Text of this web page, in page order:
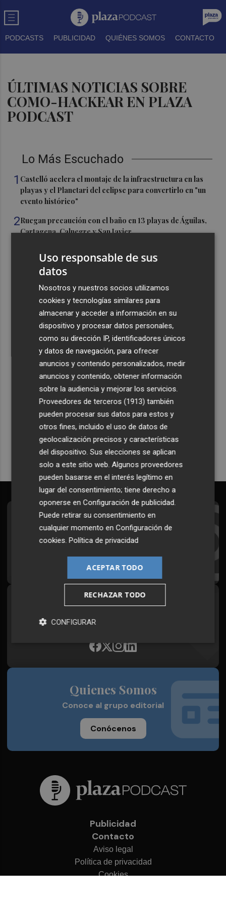
PODCASTS PUBLICIDAD QUIÉNES SOMOS CONTACTO
ÚLTIMAS NOTICIAS SOBRE
COMO-HACKEAR EN PLAZA
PODCAST
Lo Más Escuchado
1 Castelló acelera el montaje de la infraestructura en las
playas y el Planetari del eclipse para convertirlo en "un
evento histórico"
2Ruegan precaución con el baño en 13 playas de Águilas,
Cartagena, Calnegre y San Javier
por EEUU
la cultura
El Villarreal cierra la pretemporada con buenas
sensaciones y Ayoze como goleador
Recibe toda la actualidad de
Plaza Podcast en tu correo
Quiero suscribirme
Suscríbete al Boletín
Todos los días a primera hora en tu email
Síguenos en redes
Plaza Podcast, desde cualquier medio
Quienes Somos
Conoce al grupo editorial
Conócenos
Publicidad
Contacto
Aviso legal
Política de privacidad
Cookies
Uso responsable de sus
datos
Nosotros y nuestros socios utilizamos
cookies y tecnologías similares para
almacenar y acceder a información en su
dispositivo y procesar datos personales,
como su dirección IP, identificadores únicos
y datos de navegación, para ofrecer
anuncios y contenido personalizados, medir
anuncios y contenido, obtener información
sobre la audiencia y mejorar los servicios.
Proveedores de terceros (1913) también
pueden procesar sus datos para estos y
otros fines, incluido el uso de datos de
geolocalización precisos y características
del dispositivo. Sus elecciones se aplican
solo a este sitio web. Algunos proveedores
pueden basarse en el interés legítimo en
lugar del consentimiento; tiene derecho a
oponerse enConfiguración de publicidad.
Puede retirar su consentimiento en
cualquier momento enConfiguración de
cookies.Política de privacidad
ACEPTAR TODO
RECHAZAR TODO
CONFIGURAR